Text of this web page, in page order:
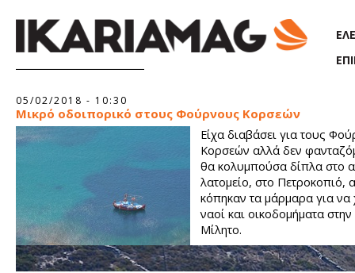
05/02/2018 - 10:30
Μικρό οδοιπορικό στους Φούρνους Κορσεών
Είχα διαβάσει για τους
Κορσεών αλλά δεν
θα κολυμπούσα δίπλα στο
λατομείο, στο Πετροκοπιό,
κόπηκαν τα μάρμαρα για να
ναοί και οικοδομήματα στην
Μίλητο.